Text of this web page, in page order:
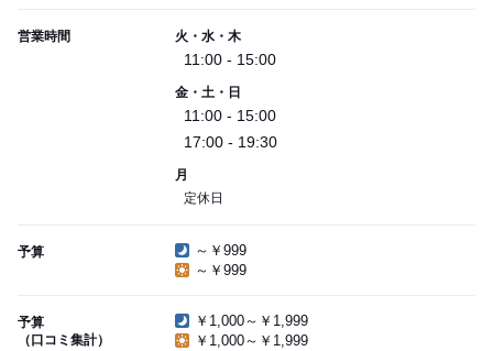
営業時間 火・水・木
11:00 - 15:00
金・土・日
11:00 - 15:00
17:00 - 19:30
月
定休日
予算
～￥999
～￥999
予算
（口コミ集計）
￥1,000～￥1,999
￥1,000～￥1,999